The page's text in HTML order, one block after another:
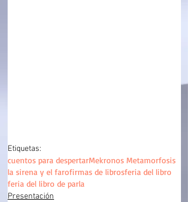
Etiquetas:
cuentos para despertarMekronos Metamorfosis
la sirena y el farofirmas de librosferia del libro
feria del libro de parla
Presentación